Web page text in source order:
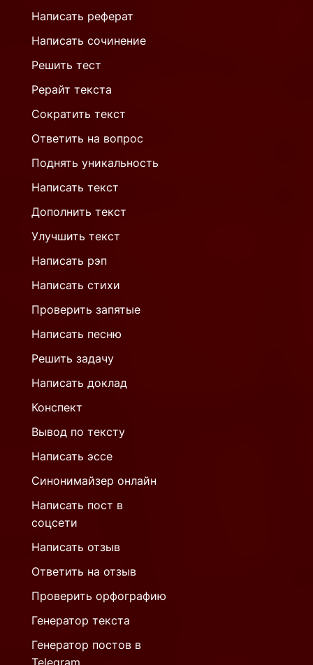
Написать реферат
Написать сочинение
Решить тест
Рерайт текста
Сократить текст
Ответить на вопрос
Поднять уникальность
Написать текст
Дополнить текст
Улучшить текст
Написать рэп
Написать стихи
Проверить запятые
Написать песню
Решить задачу
Написать доклад
Конспект
Вывод по тексту
Написать эссе
Синонимайзер онлайн
Написать пост в
соцсети
Написать отзыв
Ответить на отзыв
Проверить орфографию
Генератор текста
Генератор постов в